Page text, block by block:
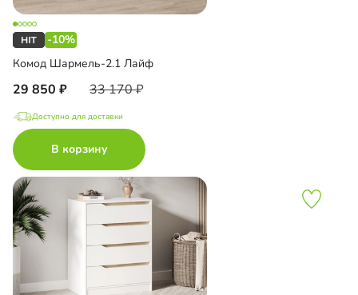
-10%
Комод Шармель-2.1 Лайф
29 850 33 170
Доступно для доставки
В корзину